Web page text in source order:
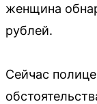
женщина
рублей.
Сейчас